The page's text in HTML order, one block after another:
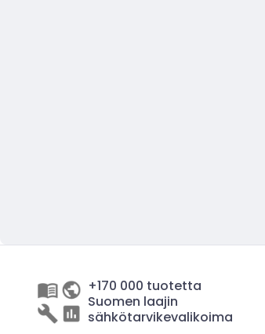
+170 000 tuotetta
Suomen laajin
sähkötarvikevalikoima